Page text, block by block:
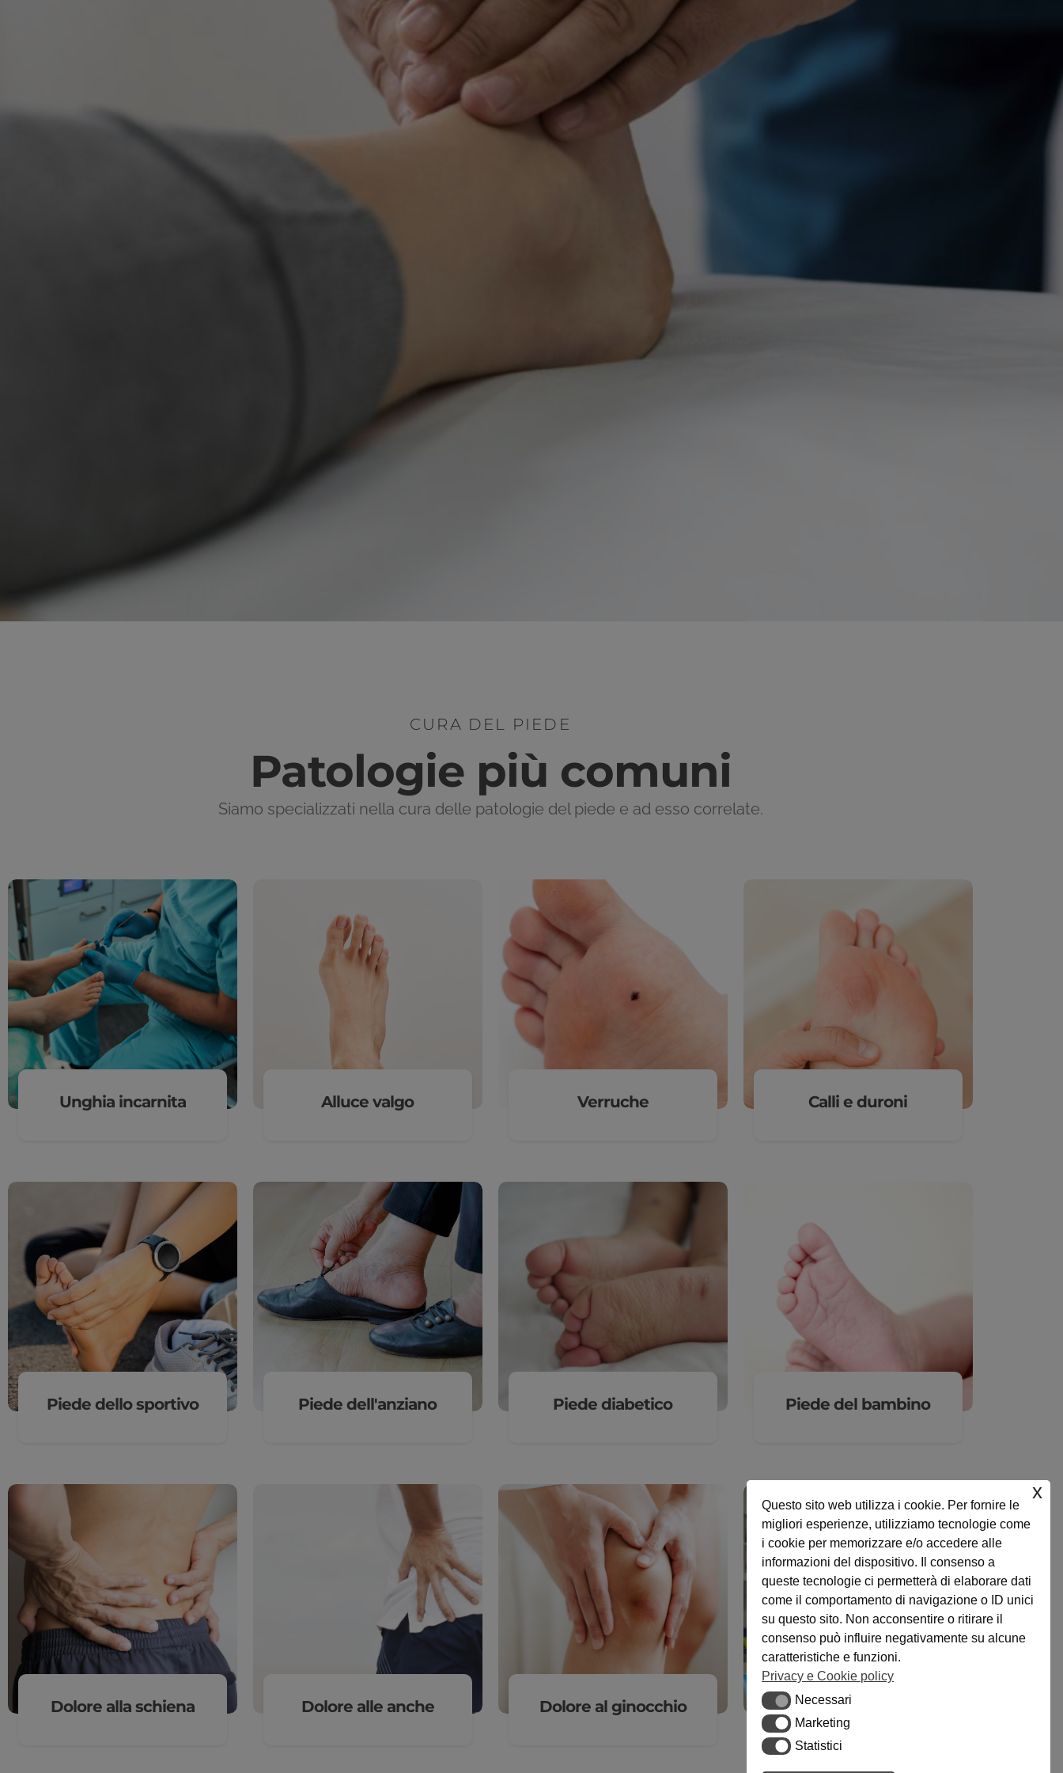
Questo sito web utilizza i cookie. Per fornire le
migliori esperienze, utilizziamo tecnologie come
i cookie per memorizzare e/o accedere alle
informazioni del dispositivo. Il consenso a
queste tecnologie ci permetterà di elaborare dati
come il comportamento di navigazione o ID unici
su questo sito. Non acconsentire o ritirare il
consenso può influire negativamente su alcune
caratteristiche e funzioni.
Privacy e Cookie policy
NecessariNecessari
MarketingMarketing
StatisticiStatistici
x
CURA DEL PIEDE
Patologie più comuni
Siamo specializzati nella cura delle patologie del piede e ad esso correlate.
Unghia incarnita Alluce valgo Verruche Calli e duroni
Piede dello sportivo Piede dell'anziano Piede diabetico Piede del bambino
Dolore alla schiena Dolore alle anche Dolore al ginocchio Chirurgia del piede